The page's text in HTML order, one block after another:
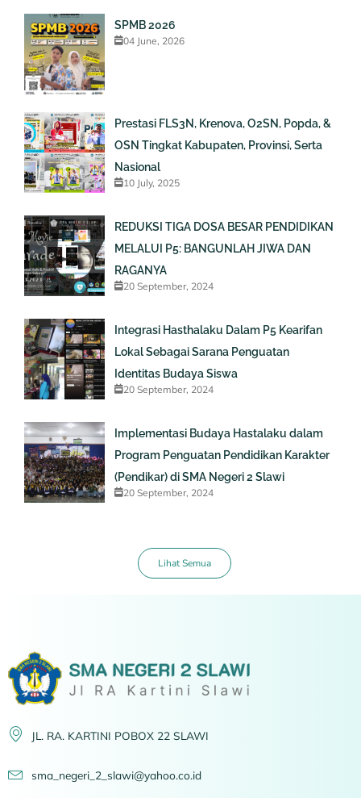
SPMB 2026
04 June, 2026
Prestasi FLS3N, Krenova, O2SN, Popda, &
OSN Tingkat Kabupaten, Provinsi, Serta
Nasional
10 July, 2025
REDUKSI TIGA DOSA BESAR PENDIDIKAN
MELALUI P5: BANGUNLAH JIWA DAN
RAGANYA
20 September, 2024
Integrasi Hasthalaku Dalam P5 Kearifan
Lokal Sebagai Sarana Penguatan
Identitas Budaya Siswa
20 September, 2024
Implementasi Budaya Hastalaku dalam
Program Penguatan Pendidikan Karakter
(Pendikar) di SMA Negeri 2 Slawi
20 September, 2024
Lihat Semua
JL. RA. KARTINI POBOX 22 SLAWI
sma_negeri_2_slawi@yahoo.co.id